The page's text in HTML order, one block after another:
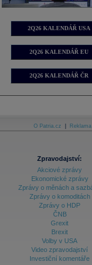
2Q26 KALENDÁŘ USA
2Q26 KALENDÁŘ EU
2Q26 KALENDÁŘ ČR
O Patria.cz Reklama
Zpravodajství:
Akciové zprávy
Ekonomické zprávy
Zprávy o měnách a
Zprávy o komoditách
Zprávy o HDP
ČNB
Grexit
Brexit
Volby v USA
Video zpravodajství
Investiční komentáře